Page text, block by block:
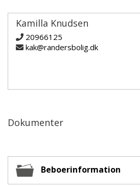
Kamilla Knudsen
20966125
kak@randersbolig.dk
Dokumenter
Beboerinformation